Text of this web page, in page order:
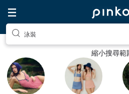
泳裝
縮小搜尋範